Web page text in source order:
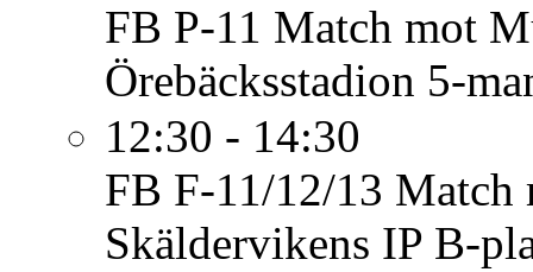
FB P-11 Match mot
Örebäcksstadion 5-
12:30 - 14:30
FB F-11/12/13 Match
Skäldervikens IP B-